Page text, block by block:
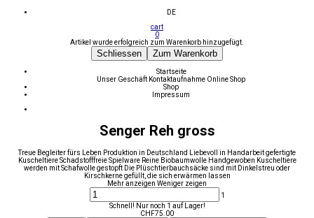
DE
cart
0
Artikel wurde erfolgreich zum Warenkorb hinzugefügt.
Schliessen Zum Warenkorb
Startseite
Unser Geschäft Kontaktaufnahme Online Shop
Shop
Impressum
Senger Reh gross
Treue Begleiter fürs Leben Produktion in Deutschland Liebevoll in Handarbeit gefertigte
Kuscheltiere Schadstofffreie Spielware Reine Biobaumwolle Handgewoben Kuscheltiere
werden mit Schafwolle gestopft Die Plüschtierbauchsäcke sind mit Dinkelstreu oder
Kirschkerne gefüllt, die sich erwärmen lassen
Mehr anzeigen Weniger zeigen
1
Schnell! Nur noch 1 auf Lager!
CHF75.00